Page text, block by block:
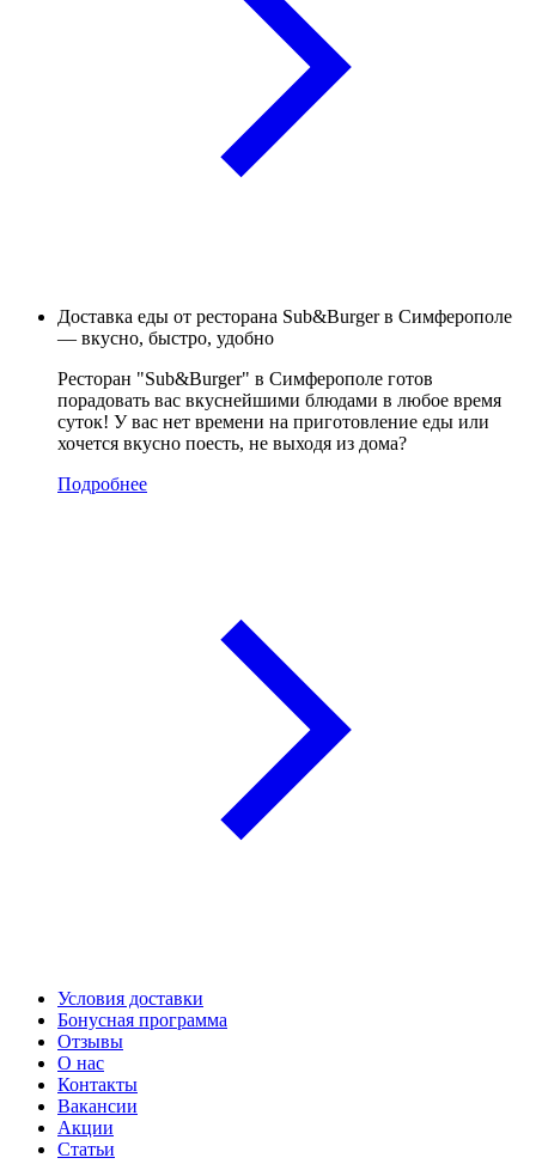
Доставка еды от ресторана Sub&Burger в Симферополе
— вкусно, быстро, удобно
Ресторан "Sub&Burger" в Симферополе готов
порадовать вас вкуснейшими блюдами в любое время
суток! У вас нет времени на приготовление еды или
хочется вкусно поесть, не выходя из дома?
Подробнее
Условия доставки
Бонусная программа
Отзывы
О нас
Контакты
Вакансии
Акции
Статьи